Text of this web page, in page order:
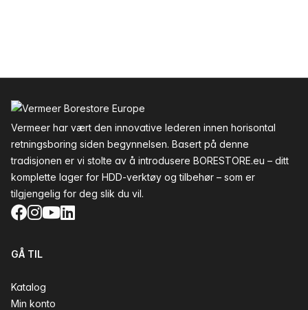
Vermeer har vært den innovative lederen innen horisontal
retningsboring siden begynnelsen. Basert på denne
tradisjonen er vi stolte av å introdusere BORESTORE.eu – ditt
komplette lager for HDD-verktøy og tilbehør – som er
tilgjengelig for deg slik du vil.
Facebook
Instagram
YouTube
LinkedIn
GÅ TIL
Katalog
Min konto